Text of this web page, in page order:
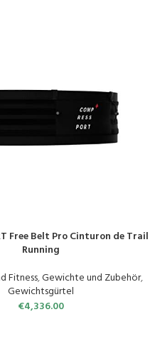
Free Belt Pro Cinturon de Trail
Running
Fitness,Gewichte und Zubehör,
Gewichtsgürtel
€4,336.00